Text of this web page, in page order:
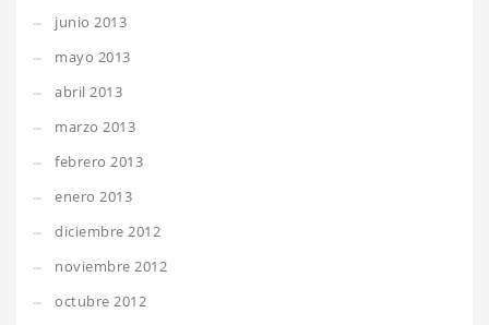
junio 2013
mayo 2013
abril 2013
marzo 2013
febrero 2013
enero 2013
diciembre 2012
noviembre 2012
octubre 2012